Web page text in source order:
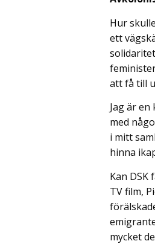
Hur
ett
att få till
Jag är
med
i mitt
hinna
Kan
TV film,
mycket